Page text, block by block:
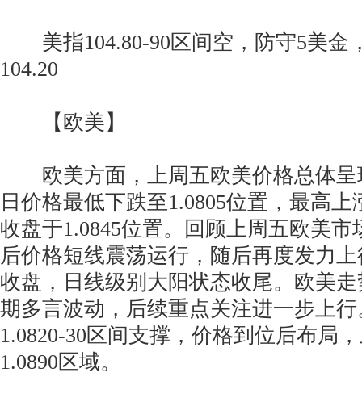
美指104.80-90区间空，防守5美金
104.20
【欧美】
欧美方面，上周五欧美价格总体呈
日价格最低下跌至1.0805位置，最高上
收盘于1.0845位置。回顾上周五欧美
后价格短线震荡运行，随后再度发力
收盘，日线级别大阳状态收尾。欧美
期多言波动，后续重点关注进一步上
1.0820-30区间支撑，价格到位后布局
1.0890区域。